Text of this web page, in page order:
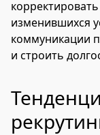
изменившихся
коммуникации
и строить